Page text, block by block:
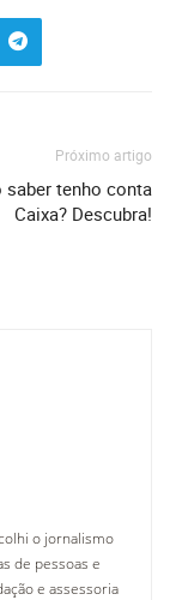
Próximo artigo
saber tenho conta
Caixa? Descubra!
o jornalismo
de pessoas e
e assessoria